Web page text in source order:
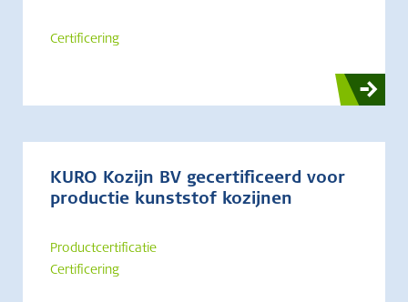
Certificering
KURO Kozijn BV gecertificeerd voor
productie kunststof kozijnen
Productcertificatie
Certificering